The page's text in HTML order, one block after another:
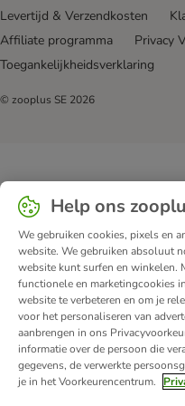
Levertijd & Verzendkosten
Affiliate programma
Privacy
Toegankelijkheidsverklaring
© zooplus SE 2026
Help ons
We gebruiken cookies, pixels en
website. We gebruiken absoluut
website kunt surfen en winkelen.
functionele en marketingcookies
website te verbeteren en om je
voor het personaliseren van
aanbrengen in ons
informatie over de persoon die
gegevens, de verwerkte
je in het Voorkeurencentrum.